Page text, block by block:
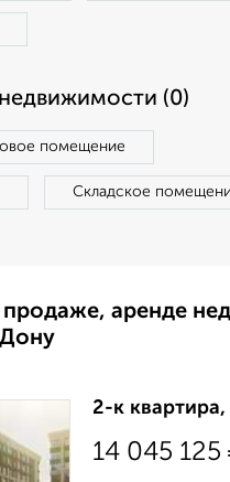
(0)
помещение
Складское
аренде
2-к
14 045 125